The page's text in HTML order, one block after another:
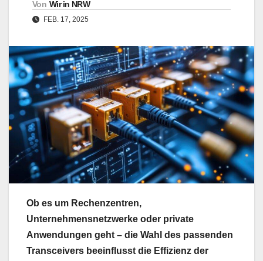
Von Wir in NRW
FEB. 17, 2025
Ob es um Rechenzentren,
Unternehmensnetzwerke oder private
Anwendungen geht – die Wahl des passenden
Transceivers beeinflusst die Effizienz der